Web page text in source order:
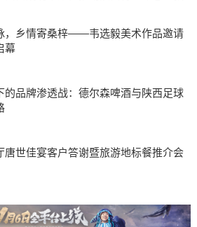
，乡情寄桑梓——韦选毅美术作品邀请
幕
的品牌渗透战：德尔森啤酒与陕西足球
唐世佳宴客户答谢暨旅游地标餐推介会